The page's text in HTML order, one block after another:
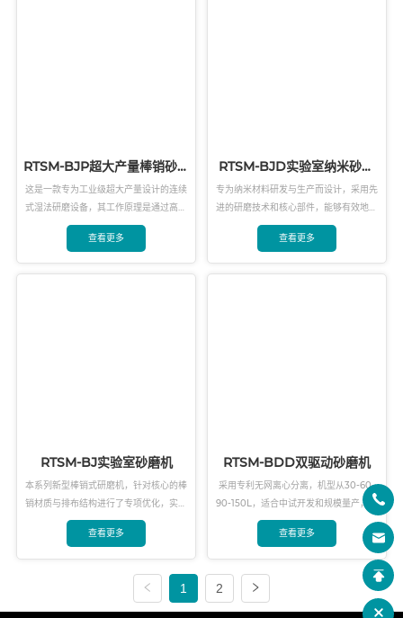
RTSM-BJP超大产量棒销砂磨
机
这是一款专为工业级超大产量设计的连续
式湿法研磨设备，其工作原理是通过高速
转子将动力传递给研磨介质和液体产品，
通过相互碰撞和层压，实现物料超细化破
碎的工艺目标。
查看更多
RTSM-BJD实验室纳米砂磨
机
专为纳米材料研发与生产而设计，采用先
进的研磨技术和核心部件，能够有效地将
物料研磨至纳米级粒径。本设备具有能量
密度高、研磨效率高、温控稳定、易清
洗、避免污染等特点，是实验室实现超细
查看更多
RTSM-BJ实验室砂磨机
本系列新型棒销式研磨机，针对核心的棒
销材质与排布结构进行了专项优化，实现
了轻量化机身与人性化操作的结合。它不
仅研磨效率高、效果佳，更能确保实验成
果具备优异的工业可放大性。我们提供两
种适配的型号，可充分满足高校及科研院
所的实验探索与小批量试生产等多种应用
场景的需求。
查看更多
RTSM-BDD双驱动砂磨机
采用专利无网离心分离，机型从30-60-
90-150L，适合中试开发和规模量产，研
磨介质可达到0.1mm以下，特殊的转子结
构材质和筒体设计，可将纳米硅研磨到
80nm以下，大幅提高了产能效率并解决
了行业内离心分离漏珠子的痛点。
查看更多
1 2